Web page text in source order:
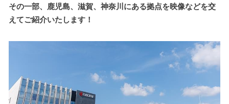
その一部、鹿児島、滋賀、神奈川にある拠点を映像などを交
えてご紹介いたします！